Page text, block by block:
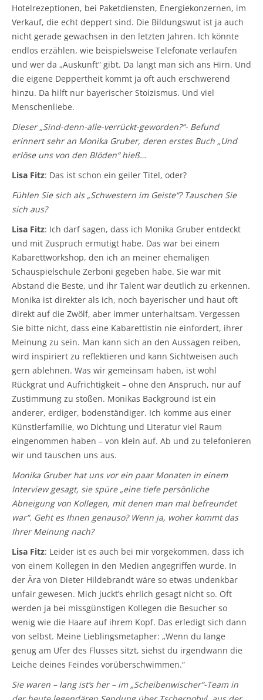
Hotelrezeptionen, bei Paketdiensten, Energiekonzernen, im
Verkauf, die echt deppert sind. Die Bildungswut ist ja auch
nicht gerade gewachsen in den letzten Jahren. Ich könnte
endlos erzählen, wie beispielsweise Telefonate verlaufen
und wer da „Auskunft“ gibt. Da langt man sich ans Hirn. Und
die eigene Deppertheit kommt ja oft auch erschwerend
hinzu. Da hilft nur bayerischer Stoizismus. Und viel
Menschenliebe.
Dieser „Sind-denn-alle-verrückt-geworden?“- Befund
erinnert sehr an Monika Gruber, deren erstes Buch „Und
erlöse uns von den Blöden“ hieß…
Lisa Fitz: Das ist schon ein geiler Titel, oder?
Fühlen Sie sich als „Schwestern im Geiste“? Tauschen Sie
sich aus?
Lisa Fitz: Ich darf sagen, dass ich Monika Gruber entdeckt
und mit Zuspruch ermutigt habe. Das war bei einem
Kabarettworkshop, den ich an meiner ehemaligen
Schauspielschule Zerboni gegeben habe. Sie war mit
Abstand die Beste, und ihr Talent war deutlich zu erkennen.
Monika ist direkter als ich, noch bayerischer und haut oft
direkt auf die Zwölf, aber immer unterhaltsam. Vergessen
Sie bitte nicht, dass eine Kabarettistin nie einfordert, ihrer
Meinung zu sein. Man kann sich an den Aussagen reiben,
wird inspiriert zu reflektieren und kann Sichtweisen auch
gern ablehnen. Was wir gemeinsam haben, ist wohl
Rückgrat und Aufrichtigkeit – ohne den Anspruch, nur auf
Zustimmung zu stoßen. Monikas Background ist ein
anderer, erdiger, bodenständiger. Ich komme aus einer
Künstlerfamilie, wo Dichtung und Literatur viel Raum
eingenommen haben – von klein auf. Ab und zu telefonieren
wir und tauschen uns aus.
Monika Gruber hat uns vor ein paar Monaten in einem
Interview gesagt, sie spüre „eine tiefe persönliche
Abneigung von Kollegen, mit denen man mal befreundet
war“. Geht es Ihnen genauso? Wenn ja, woher kommt das
Ihrer Meinung nach?
Lisa Fitz: Leider ist es auch bei mir vorgekommen, dass ich
von einem Kollegen in den Medien angegriffen wurde. In
der Ära von Dieter Hildebrandt wäre so etwas undenkbar
unfair gewesen. Mich juckt’s ehrlich gesagt nicht so. Oft
werden ja bei missgünstigen Kollegen die Besucher so
wenig wie die Haare auf ihrem Kopf. Das erledigt sich dann
von selbst. Meine Lieblingsmetapher: „Wenn du lange
genug am Ufer des Flusses sitzt, siehst du irgendwann die
Leiche deines Feindes vorüberschwimmen.“
Sie waren – lang ist’s her – im „Scheibenwischer“-Team in